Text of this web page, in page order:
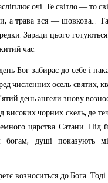
очі. Те світло — то
, а трава вся — шовкова...
.Заради цього готуються
час.
день Бог забирає до себе і
численних осель святих,
'ятий день ангели знову
високих чорних скель,де
царства Сатани. Під
богам, душі показують
возноситься до Бога.Тоді